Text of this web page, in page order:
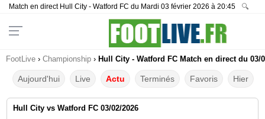
Match en direct Hull City - Watford FC du Mardi 03 février 2026 à 20:45 🔍
FootLive › Championship › Hull City - Watford FC Match en direct du 03/
Aujourd'hui Live Actu Terminés Favoris Hier
Hull City vs Watford FC 03/02/2026